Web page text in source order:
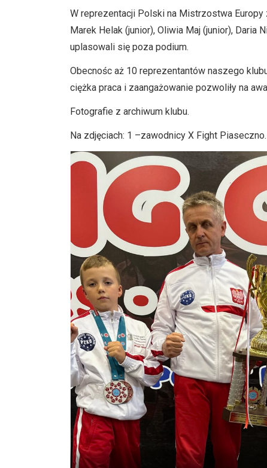
W reprezentacji Polski na Mistrzostwa Europy
Marek Helak (junior), Oliwia Maj (junior),
uplasowali się poza podium.
Obecnośc aż 10 reprezentantów naszego
ciężka praca i zaangażowanie pozwoliły na
Fotografie z archiwum klubu.
Na zdjęciach: 1 –zawodnicy X Fight